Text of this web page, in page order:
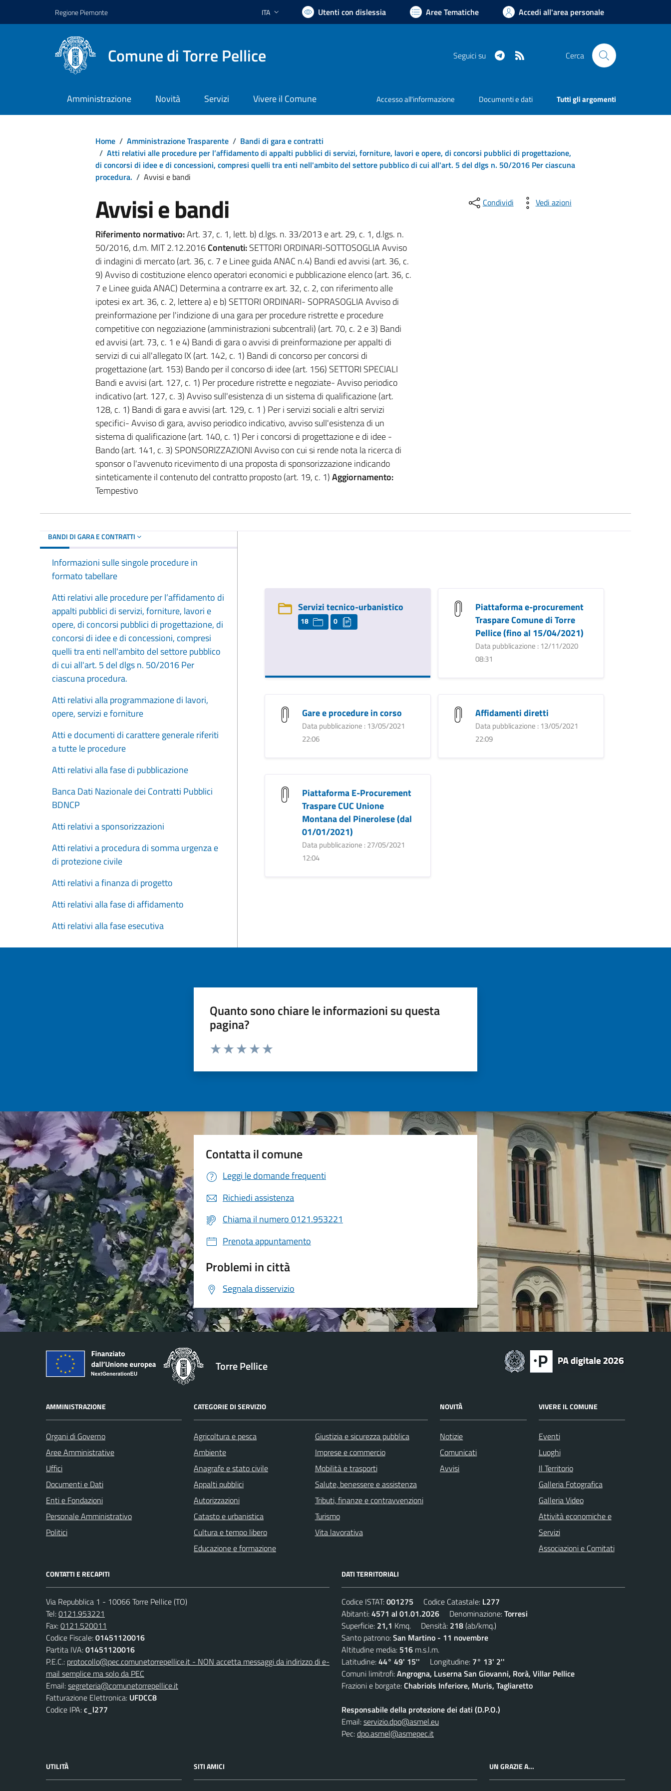
Regione Piemonte Lingua attiva:
ITA Utenti con dislessia Aree Tematiche Accedi all'area personale
Comune di Torre Pellice Seguici su Telegram Cerca
Amministrazione Novità Servizi Vivere il Comune Accesso all'informazione Documenti e dati Tutti gli argomenti
Home / Amministrazione Trasparente / Bandi di gara e contratti
/ Atti relativi alle procedure per l’affidamento di appalti pubblici di servizi, forniture, lavori e opere, di concorsi pubblici di progettazione,
di concorsi di idee e di concessioni, compresi quelli tra enti nell'ambito del settore pubblico di cui all'art. 5 del dlgs n. 50/2016 Per ciascuna
procedura. / Avvisi e bandi
Avvisi e bandi
Riferimento normativo:Art. 37, c. 1, lett. b) d.lgs. n. 33/2013 e art. 29, c. 1, d.lgs. n.
50/2016, d.m. MIT 2.12.2016Contenuti:SETTORI ORDINARI-SOTTOSOGLIA Avviso
di indagini di mercato (art. 36, c. 7 e Linee guida ANAC n.4) Bandi ed avvisi (art. 36, c.
9) Avviso di costituzione elenco operatori economici e pubblicazione elenco (art. 36, c.
7 e Linee guida ANAC) Determina a contrarre ex art. 32, c. 2, con riferimento alle
ipotesi ex art. 36, c. 2, lettere a) e b) SETTORI ORDINARI- SOPRASOGLIA Avviso di
preinformazione per l'indizione di una gara per procedure ristrette e procedure
competitive con negoziazione (amministrazioni subcentrali) (art. 70, c. 2 e 3) Bandi
ed avvisi (art. 73, c. 1 e 4) Bandi di gara o avvisi di preinformazione per appalti di
servizi di cui all'allegato IX (art. 142, c. 1) Bandi di concorso per concorsi di
progettazione (art. 153) Bando per il concorso di idee (art. 156) SETTORI SPECIALI
Bandi e avvisi (art. 127, c. 1) Per procedure ristrette e negoziate- Avviso periodico
indicativo (art. 127, c. 3) Avviso sull'esistenza di un sistema di qualificazione (art.
128, c. 1) Bandi di gara e avvisi (art. 129, c. 1 ) Per i servizi sociali e altri servizi
specifici- Avviso di gara, avviso periodico indicativo, avviso sull'esistenza di un
sistema di qualificazione (art. 140, c. 1) Per i concorsi di progettazione e di idee -
Bando (art. 141, c. 3) SPONSORIZZAZIONI Avviso con cui si rende nota la ricerca di
sponsor o l'avvenuto ricevimento di una proposta di sponsorizzazione indicando
sinteticamente il contenuto del contratto proposto (art. 19, c. 1)Aggiornamento:
Tempestivo
Condividi Vedi azioni
BANDI DI GARA E CONTRATTI
Informazioni sulle singole procedure in
formato tabellare
Atti relativi alle procedure per l’affidamento di
appalti pubblici di servizi, forniture, lavori e
opere, di concorsi pubblici di progettazione, di
concorsi di idee e di concessioni, compresi
quelli tra enti nell'ambito del settore pubblico
di cui all'art. 5 del dlgs n. 50/2016 Per
ciascuna procedura.
Atti relativi alla programmazione di lavori,
opere, servizi e forniture
Atti e documenti di carattere generale riferiti
a tutte le procedure
Atti relativi alla fase di pubblicazione
Banca Dati Nazionale dei Contratti Pubblici
BDNCP
Atti relativi a sponsorizzazioni
Atti relativi a procedura di somma urgenza e
di protezione civile
Atti relativi a finanza di progetto
Atti relativi alla fase di affidamento
Atti relativi alla fase esecutiva
Servizi tecnico-urbanistico
18 0
Piattaforma e-procurement
Traspare Comune di Torre
Pellice (fino al 15/04/2021)
Data pubblicazione : 12/11/2020
08:31
Gare e procedure in corso
Data pubblicazione : 13/05/2021
22:06
Affidamenti diretti
Data pubblicazione : 13/05/2021
22:09
Piattaforma E-Procurement
Traspare CUC Unione
Montana del Pinerolese (dal
01/01/2021)
Data pubblicazione : 27/05/2021
12:04
Quanto sono chiare le informazioni su questa
pagina?
Valuta da 1 a 5 stelle la pagina
Contatta il comune
Leggi le domande frequenti
Richiedi assistenza
Chiama il numero 0121.953221
Prenota appuntamento
Problemi in città
Segnala disservizio
Torre Pellice
AMMINISTRAZIONE
Organi di Governo
Aree Amministrative
Uffici
Documenti e Dati
Enti e Fondazioni
Personale Amministrativo
Politici
CATEGORIE DI SERVIZIO
Agricoltura e pesca
Ambiente
Anagrafe e stato civile
Appalti pubblici
Autorizzazioni
Catasto e urbanistica
Cultura e tempo libero
Educazione e formazione
Giustizia e sicurezza pubblica
Imprese e commercio
Mobilità e trasporti
Salute, benessere e assistenza
Tributi, finanze e contravvenzioni
Turismo
Vita lavorativa
NOVITÀ
Notizie
Comunicati
Avvisi
VIVERE IL COMUNE
Eventi
Luoghi
Il Territorio
Galleria Fotografica
Galleria Video
Attività economiche e
Servizi
Associazioni e Comitati
CONTATTI E RECAPITI
Via Repubblica 1 - 10066 Torre Pellice (TO)
Tel:0121.953221
Fax:0121.520011
Codice Fiscale:01451120016
Partita IVA:01451120016
P.E.C.: protocollo@pec.comunetorrepellice.it - NON accetta messaggi da indirizzo di e-
mail semplice ma solo da PEC
Email:segreteria@comunetorrepellice.it
Fatturazione Elettronica: UFDCC8
Codice IPA:c_l277
DATI TERRITORIALI
Codice ISTAT:001275 Codice Catastale: L277
Abitanti:4571 al 01.01.2026 Denominazione:Torresi
Superficie: 21,1 Kmq. Densità: 218(ab/kmq.)
Santo patrono:San Martino - 11 novembre
Altitudine media: 516 m.s.l.m.
Latitudine:44° 49' 15'' Longitudine: 7° 13' 2''
Comuni limitrofi:Angrogna, Luserna San Giovanni, Rorà, Villar Pellice
Frazioni e borgate:Chabriols Inferiore, Muris, Tagliaretto
Responsabile della protezione dei dati (D.P.O.)
Email:servizio.dpo@asmel.eu
Pec:dpo.asmel@asmepec.it
UTILITÀ SITI AMICI UN GRAZIE A...